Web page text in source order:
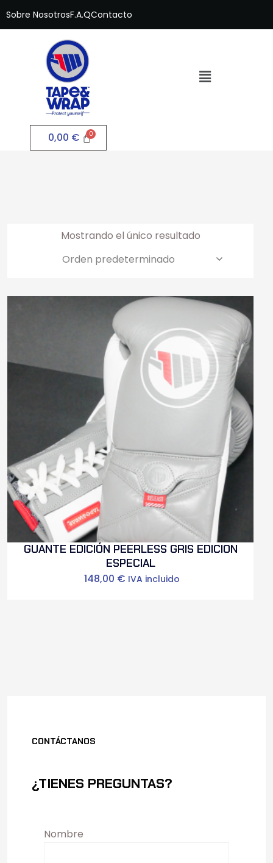
Sobre NosotrosF.A.QContacto
0,00 €
Mostrando el único resultado
GUANTE EDICIÓN PEERLESS GRIS EDICION
ESPECIAL
148,00 € IVA incluido
CONTÁCTANOS
¿TIENES PREGUNTAS?
Nombre